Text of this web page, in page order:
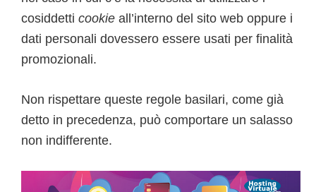
cosiddetti cookie all’interno del sito web oppure i
dati personali dovessero essere usati per finalità
promozionali.
Non rispettare queste regole basilari, come già
detto in precedenza, può comportare un salasso
non indifferente.